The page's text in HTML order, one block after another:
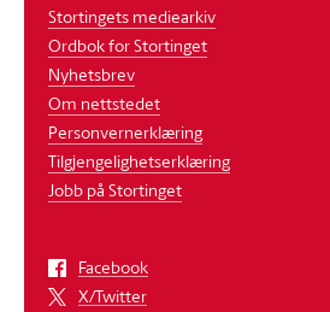
Stortingets mediearkiv
Ordbok for Stortinget
Nyhetsbrev
Om nettstedet
Personvernerklæring
Tilgjengelighetserklæring
Jobb på Stortinget
Facebook
X/Twitter